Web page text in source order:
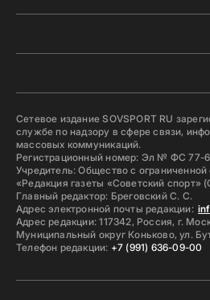
Сетевое издание SOVSPORT RU
службе по надзору в сфере связи,
массовых коммуникаций.
Регистрационный номер: Эл № ФС 77-
Учредитель: Общество с
«Редакция газеты «Советский спорт»
Главный редактор: Бреговский С. С.
Адрес электронной почты редакции:
Адрес редакции: 117342, Россия, г.
Муниципальный округ Коньково, ул.
Телефон редакции: +7 (991) 636-09-00